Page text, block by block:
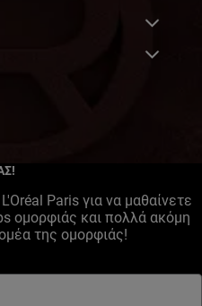
Paris για να μαθαίνετε
ομορφιάς και πολλά ακόμη
της ομορφιάς!